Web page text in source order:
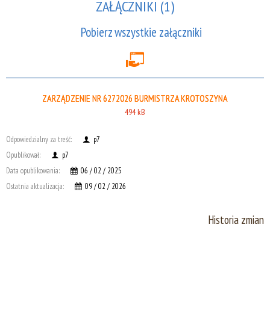
ZAŁĄCZNIKI (1)
Pobierz wszystkie załączniki
ZARZĄDZENIE NR 6272026 BURMISTRZA KROTOSZYNA
494 kB
Odpowiedzialny za treść:
p7
Opublikował:
p7
Data opublikowania:
06 / 02 / 2025
Ostatnia aktualizacja:
09 / 02 / 2026
Historia zmian